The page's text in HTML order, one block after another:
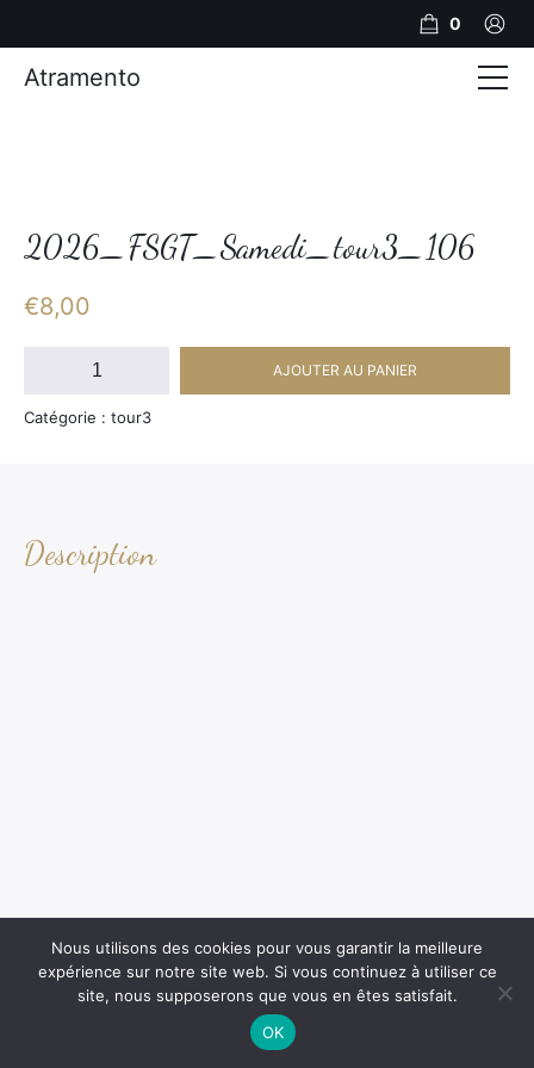
2026_FSGT_Samedi_tour3_106
€8,00
quantité
2026_FSGT_Samedi_tour3_106
AJOUTER AU PANIER
Catégorie : tour3
Description
0
Atramento
Photos
Nous utilisons des cookies pour vous garantir la meilleure
expérience sur notre site web. Si vous continuez à utiliser ce
site, nous supposerons que vous en êtes satisfait.
OK